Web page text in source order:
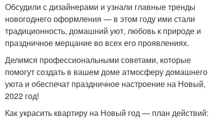
Обсудили с дизайнерами и узнали главные тренды
новогоднего оформления — в этом году ими стали
традиционность, домашний уют, любовь к природе и
праздничное мерцание во всех его проявлениях.
Делимся профессиональными советами, которые
помогут создать в вашем доме атмосферу домашнего
уюта и обеспечат праздничное настроение на Новый,
2022 год!
Как украсить квартиру на Новый год — план действий: